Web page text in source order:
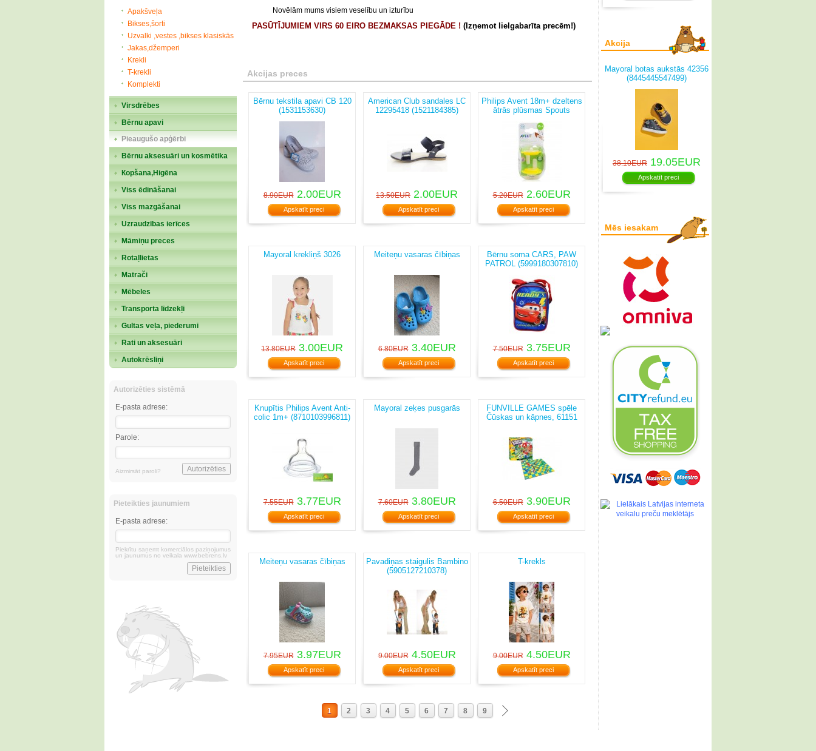
Apakšveļa
Bikses,šorti
Uzvalki ,vestes ,bikses klasiskās
Jakas,džemperi
Krekli
T-krekli
Komplekti
Virsdrēbes
Bērnu apavi
Pieaugušo apģērbi
Bērnu aksesuāri un kosmētika
Кopšana,Higēna
Viss ēdināšanai
Viss mazgāšanai
Uzraudzības ierīces
Māmiņu preces
Rotaļlietas
Matrači
Mēbeles
Transporta līdzekļi
Gultas veļa, piederumi
Rati un aksesuāri
Autokrēsliņi
Autorizēties sistēmā
E-pasta adrese:
Parole:
Aizmirsāt paroli?
Pieteikties jaunumiem
E-pasta adrese:
Piekrītu saņemt komerciālos paziņojumus
un jaunumus no veikala www.bebrens.lv
Novēlām mums visiem veselību un izturību
PASŪTĪJUMIEM VIRS 60 EIRO BEZMAKSAS PIEGĀDE ! (Izņemot lielgabarīta precēm!)
Akcijas preces
Bērnu tekstila apavi CB 120
(1531153630)
8.90EUR2.00EUR
Apskatīt preci
American Club sandales LC
12295418 (1521184385)
13.50EUR 2.00EUR
Apskatīt preci
Philips Avent 18m+ dzeltens
ātrās plūsmas Spouts
5.20EUR2.60EUR
Apskatīt preci
Mayoral krekliņš 3026
13.80EUR 3.00EUR
Apskatīt preci
Meiteņu vasaras čībiņas
6.80EUR3.40EUR
Apskatīt preci
Bērnu soma CARS, PAW
PATROL (5999180307810)
7.50EUR3.75EUR
Apskatīt preci
Knupītis Philips Avent Anti-
colic 1m+ (8710103996811)
7.55EUR3.77EUR
Apskatīt preci
Mayoral zeķes pusgarās
7.60EUR3.80EUR
Apskatīt preci
FUNVILLE GAMES spēle
Čūskas un kāpnes, 61151
6.50EUR3.90EUR
Apskatīt preci
Meiteņu vasaras čībiņas
7.95EUR3.97EUR
Apskatīt preci
Pavadiņas staigulis Bambino
(5905127210378)
9.00EUR4.50EUR
Apskatīt preci
T-krekls
9.00EUR4.50EUR
Apskatīt preci
1 2 3 4 5 6 7 8 9
Akcija
Mayoral botas aukstās 42356
(8445445547499)
38.10EUR 19.05EUR
Apskatīt preci
Mēs iesakam